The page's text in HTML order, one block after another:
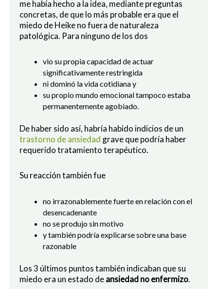
me había hecho a la idea, mediante preguntas
concretas, de que lo más probable era que el
miedo de Heike no fuera de naturaleza
patológica. Para ninguno de los dos
vio su propia capacidad de actuar
significativamente restringida
ni dominó la vida cotidiana y
su propio mundo emocional tampoco estaba
permanentemente agobiado.
De haber sido así, habría habido indicios de un
trastorno de ansiedad grave que podría haber
requerido tratamiento terapéutico.
Su reacción también fue
no irrazonablemente fuerte en relación con el
desencadenante
no se produjo sin motivo
y también podría explicarse sobre una base
razonable
Los 3 últimos puntos también indicaban que su
miedo era un estado deansiedad no enfermizo.